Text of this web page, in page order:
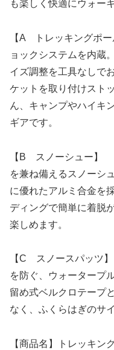
も楽しく快適にウォー
【A トレッキングポ
ョックシステムを内蔵
イズ調整を工具なしで
ケットを取り付けスト
ん、キャンプやハイキ
ギアです。
【B スノーシュー】
を兼ね備えるスノーシ
に優れたアルミ合金を
ディングで簡単に着脱
楽しめます。
【C スノースパッツ
を防ぐ、ウォータープ
留め式ベルクロテープ
なく、ふくらはぎのサ
【商品名】トレッキン